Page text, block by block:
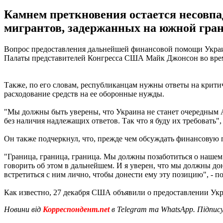
Камнем преткновения остается
мигрантов, задержанных на южной
Вопрос предоставления дальнейшей финансовой помощи
Палаты представителей Конгресса США Майк Джонсон во
Также, по его словам, республиканцам нужны ответы на
расходование средств на ее оборонные нужды.
"Мы должны быть уверены, что Украина не станет очередным
без наличия надлежащих ответов. Так что я буду их
Он также подчеркнул, что, прежде чем обсуждать
"Граница, граница, граница. Мы должны позаботиться о
говорить об этом в дальнейшем. И я уверен, что мы должны
встретиться с ним лично, чтобы донести ему эту позицию", -
Как известно, 27 декабря США объявили о предоставлении
Новини від Корреспондент.netв Telegram та WhatsApp.